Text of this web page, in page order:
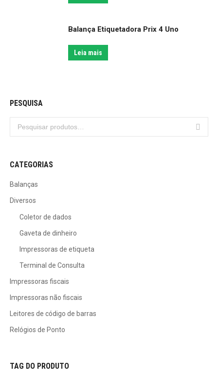
Balança Etiquetadora Prix 4 Uno
Leia mais
PESQUISA
CATEGORIAS
Balanças
Diversos
Coletor de dados
Gaveta de dinheiro
Impressoras de etiqueta
Terminal de Consulta
Impressoras fiscais
Impressoras não fiscais
Leitores de código de barras
Relógios de Ponto
TAG DO PRODUTO